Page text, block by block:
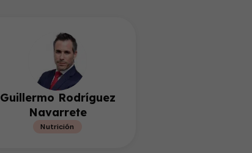
Guillermo Rodríguez
Navarrete
Nutrición